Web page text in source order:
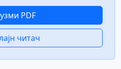
PDF
читач